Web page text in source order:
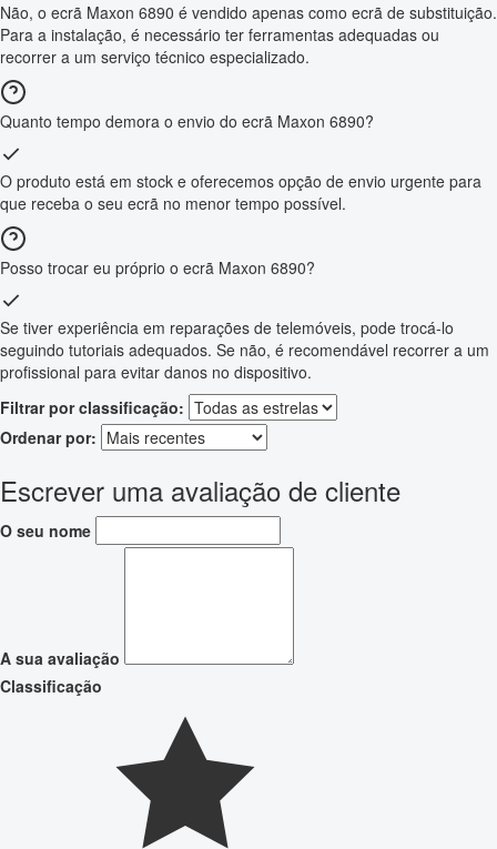
Não, o ecrã Maxon 6890 é vendido apenas como ecrã de substituição.
Para a instalação, é necessário ter ferramentas adequadas ou
recorrer a um serviço técnico especializado.
Quanto tempo demora o envio do ecrã Maxon 6890?
O produto está em stock e oferecemos opção de envio urgente para
que receba o seu ecrã no menor tempo possível.
Posso trocar eu próprio o ecrã Maxon 6890?
Se tiver experiência em reparações de telemóveis, pode trocá-lo
seguindo tutoriais adequados. Se não, é recomendável recorrer a um
profissional para evitar danos no dispositivo.
Filtrar por classificação:
Ordenar por:
Escrever uma avaliação de cliente
O seu nome
A sua avaliação
Classificação